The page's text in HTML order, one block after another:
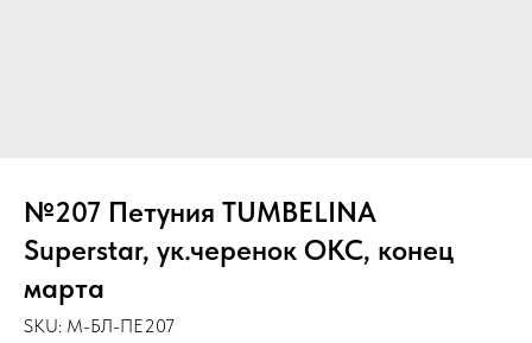
№207 Петуния TUMBELINA
Superstar, ук.черенок ОКС, конец
марта
SKU: М-БЛ-ПЕ207